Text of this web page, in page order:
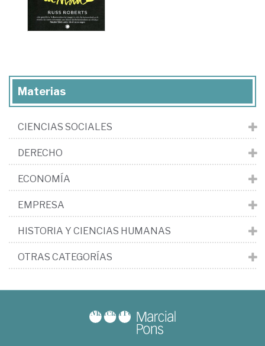
Materias
CIENCIAS SOCIALES
DERECHO
ECONOMÍA
EMPRESA
HISTORIA Y CIENCIAS HUMANAS
OTRAS CATEGORÍAS